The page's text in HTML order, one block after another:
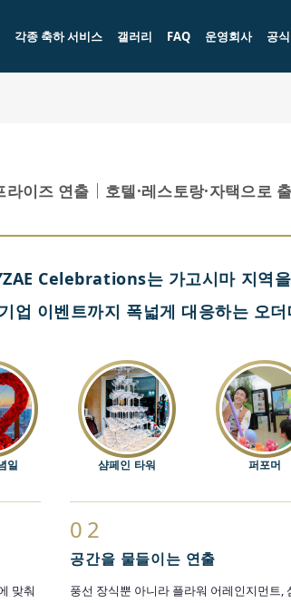
각종 축하 서비스 갤러리 FAQ 운영회사 공
라이즈 연출｜호텔·레스토랑·자택으로
Celebrations는 가고시마 지역
업 이벤트까지 폭넓게 대응하는 오
일 샴페인 타워 퍼포머
맞춰
02
공간을 물들이는 연출
풍선 장식뿐 아니라 플라워 어레인지먼트,